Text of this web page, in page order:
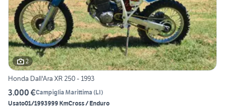
2
Honda Dall'Ara XR 250 - 1993
3.000 €Campiglia Marittima (LI)
Usato01/1993999 KmCross / Enduro